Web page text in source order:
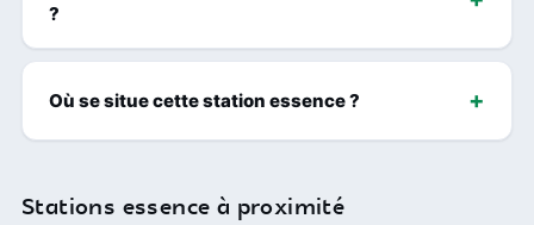
?
Où se situe cette station essence ?
Stations essence à proximité